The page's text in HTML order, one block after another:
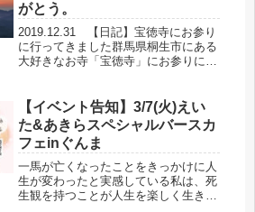
がとう。
2019.12.31 【日記】宝徳寺にお参り
に行ってきました群馬県桐生市にある
大好きなお寺「宝徳寺」にお参りに行
宝徳寺のお寺レビューはこちら。一足
先に除夜の鐘を撞いてきまし...
【イベント告知】3/7(火)えい
た&あきらスペシャルバースカ
フェinぐんま
一馬が亡くなったことをきっかけに人
生が変わったと実感している私は、死
生観を持つことが人生を楽しく生き切